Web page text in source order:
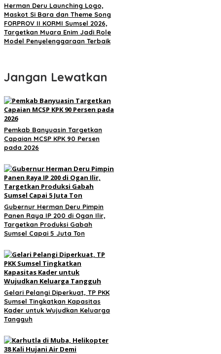
Herman Deru Launching Logo,
Maskot Si Bara dan Theme Song
FORPROV II KORMI Sumsel 2026,
Targetkan Muara Enim Jadi Role
Model Penyelenggaraan Terbaik
Jangan Lewatkan
Pemkab Banyuasin Targetkan
Capaian MCSP KPK 90 Persen
pada 2026
Gubernur Herman Deru Pimpin
Panen Raya IP 200 di Ogan Ilir,
Targetkan Produksi Gabah
Sumsel Capai 5 Juta Ton
Gelari Pelangi Diperkuat, TP PKK
Sumsel Tingkatkan Kapasitas
Kader untuk Wujudkan Keluarga
Tangguh